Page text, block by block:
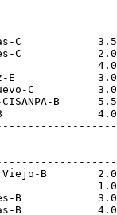
C
C
E
C
B
B
B
B
B